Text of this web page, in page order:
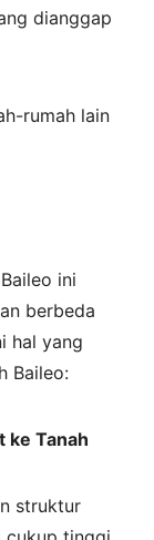
dianggap
rumah lain
ini
berbeda
hal yang
Baileo:
ke Tanah
struktur